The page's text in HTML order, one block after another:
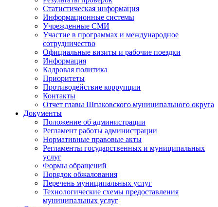
Статистическая информация
Информационные системы
Учрежденные СМИ
Участие в программах и международное
сотрудничество
Официальные визиты и рабочие поездки
Информация
Кадровая политика
Приоритеты
Противодействие коррупции
Контакты
Отчет главы Шпаковского муниципального округа
Документы
Положение об администрации
Регламент работы администрации
Нормативные правовые акты
Регламенты государственных и муниципальных
услуг
Формы обращений
Порядок обжалования
Перечень муниципальных услуг
Технологические схемы предоставления
муниципальных услуг